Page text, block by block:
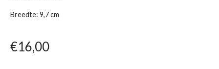
Breedte: 9,7 cm
€16,00